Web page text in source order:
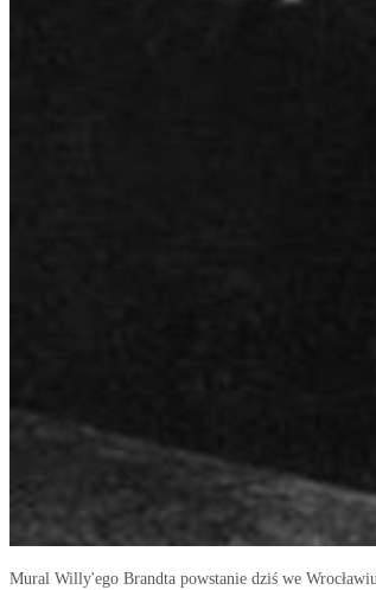
Mural Willy'ego Brandta powstanie dziś we